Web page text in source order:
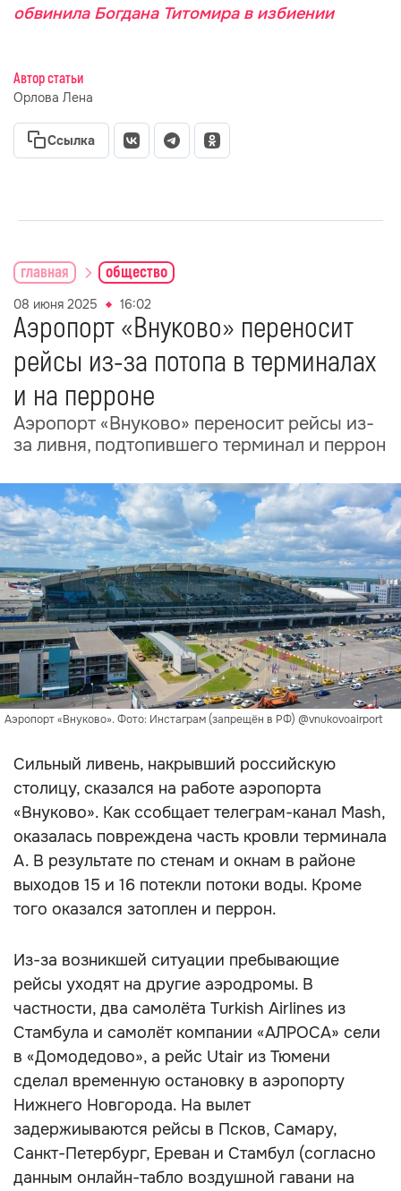
обвинила Богдана Титомира в избиении
Автор статьи
Орлова Лена
Ссылка
главная общество
08 июня 2025 16:02
Аэропорт «Внуково» переносит
рейсы из-за потопа в терминалах
и на перроне
Аэропорт «Внуково» переносит рейсы из-
за ливня, подтопившего терминал и перрон
Аэропорт «Внуково». Фото: Инстаграм (запрещён в РФ) @vnukovoairport
Сильный ливень, накрывший российскую
столицу, сказался на работе аэропорта
«Внуково». Как ссобщает телеграм-канал Mash,
оказалась повреждена часть кровли терминала
А. В результате по стенам и окнам в районе
выходов 15 и 16 потекли потоки воды. Кроме
того оказался затоплен и перрон.
Из-за возникшей ситуации пребывающие
рейсы уходят на другие аэродромы. В
частности, два самолёта Turkish Airlines из
Стамбула и самолёт компании «АЛРОСА» сели
в «Домодедово», а рейс Utair из Тюмени
сделал временную остановку в аэропорту
Нижнего Новгорода. На вылет
задержиываются рейсы в Псков, Самару,
Санкт-Петербург, Ереван и Стамбул (согласно
данным онлайн-табло воздушной гавани на